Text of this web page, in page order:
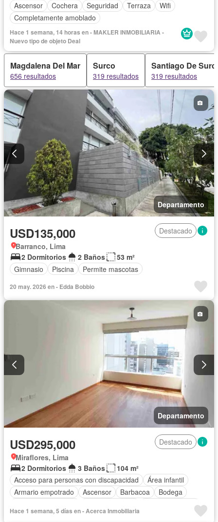
Ascensor
Cochera Seguridad Terraza
Wifi
Completamente amoblado
Hace 1 semana, 14 horas en - MAKLER INMOBILIARIA -
Nuevo tipo de objeto Deal
Magdalena Del Mar
656 resultados
Surco
319 resultados
Santiago De
319 resultados
Departamento
USD135,000
Destacado
Barranco, Lima
2 Dormitorios
2 Baños
53 m²
Gimnasio
Piscina Permite mascotas
20 may. 2026 en - Edda Bobbio
Departamento
USD295,000
Destacado
Miraflores, Lima
2 Dormitorios
3 Baños
104 m²
Acceso para personas con discapacidad
Área infantil
Armario empotrado
Ascensor Barbacoa
Bodega
Cocina equipada
Cuarto de servicio
Cochera Gas natural
Hace 1 semana, 5 días en - Acerca Inmobiliaria